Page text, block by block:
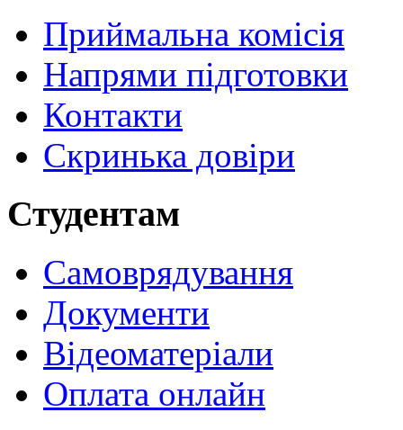
Приймальна комісія
Напрями підготовки
Контакти
Скринька довіри
Студентам
Самоврядування
Документи
Відеоматеріали
Оплата онлайн